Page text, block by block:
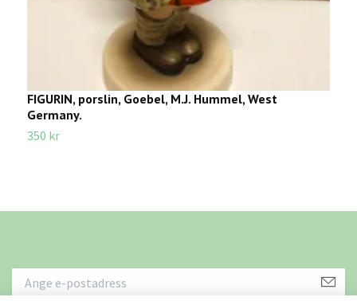
FIGURIN, porslin, Goebel, M.J. Hummel, West
Germany.
350 kr